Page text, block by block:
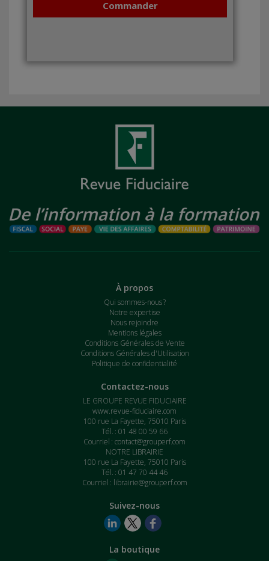
Commander
À propos
Qui sommes-nous ?
Notre expertise
Nous rejoindre
Mentions légales
Conditions Générales de Vente
Conditions Générales d'Utilisation
Politique de confidentialité
Contactez-nous
LE GROUPE REVUE FIDUCIAIRE
www.revue-fiduciaire.com
100 rue La Fayette, 75010 Paris
Tél. : 01 48 00 59 66
Courriel : contact@grouperf.com
NOTRE LIBRAIRIE
100 rue La Fayette, 75010 Paris
Tél. : 01 47 70 44 46
Courriel : librairie@grouperf.com
Suivez-nous
La boutique